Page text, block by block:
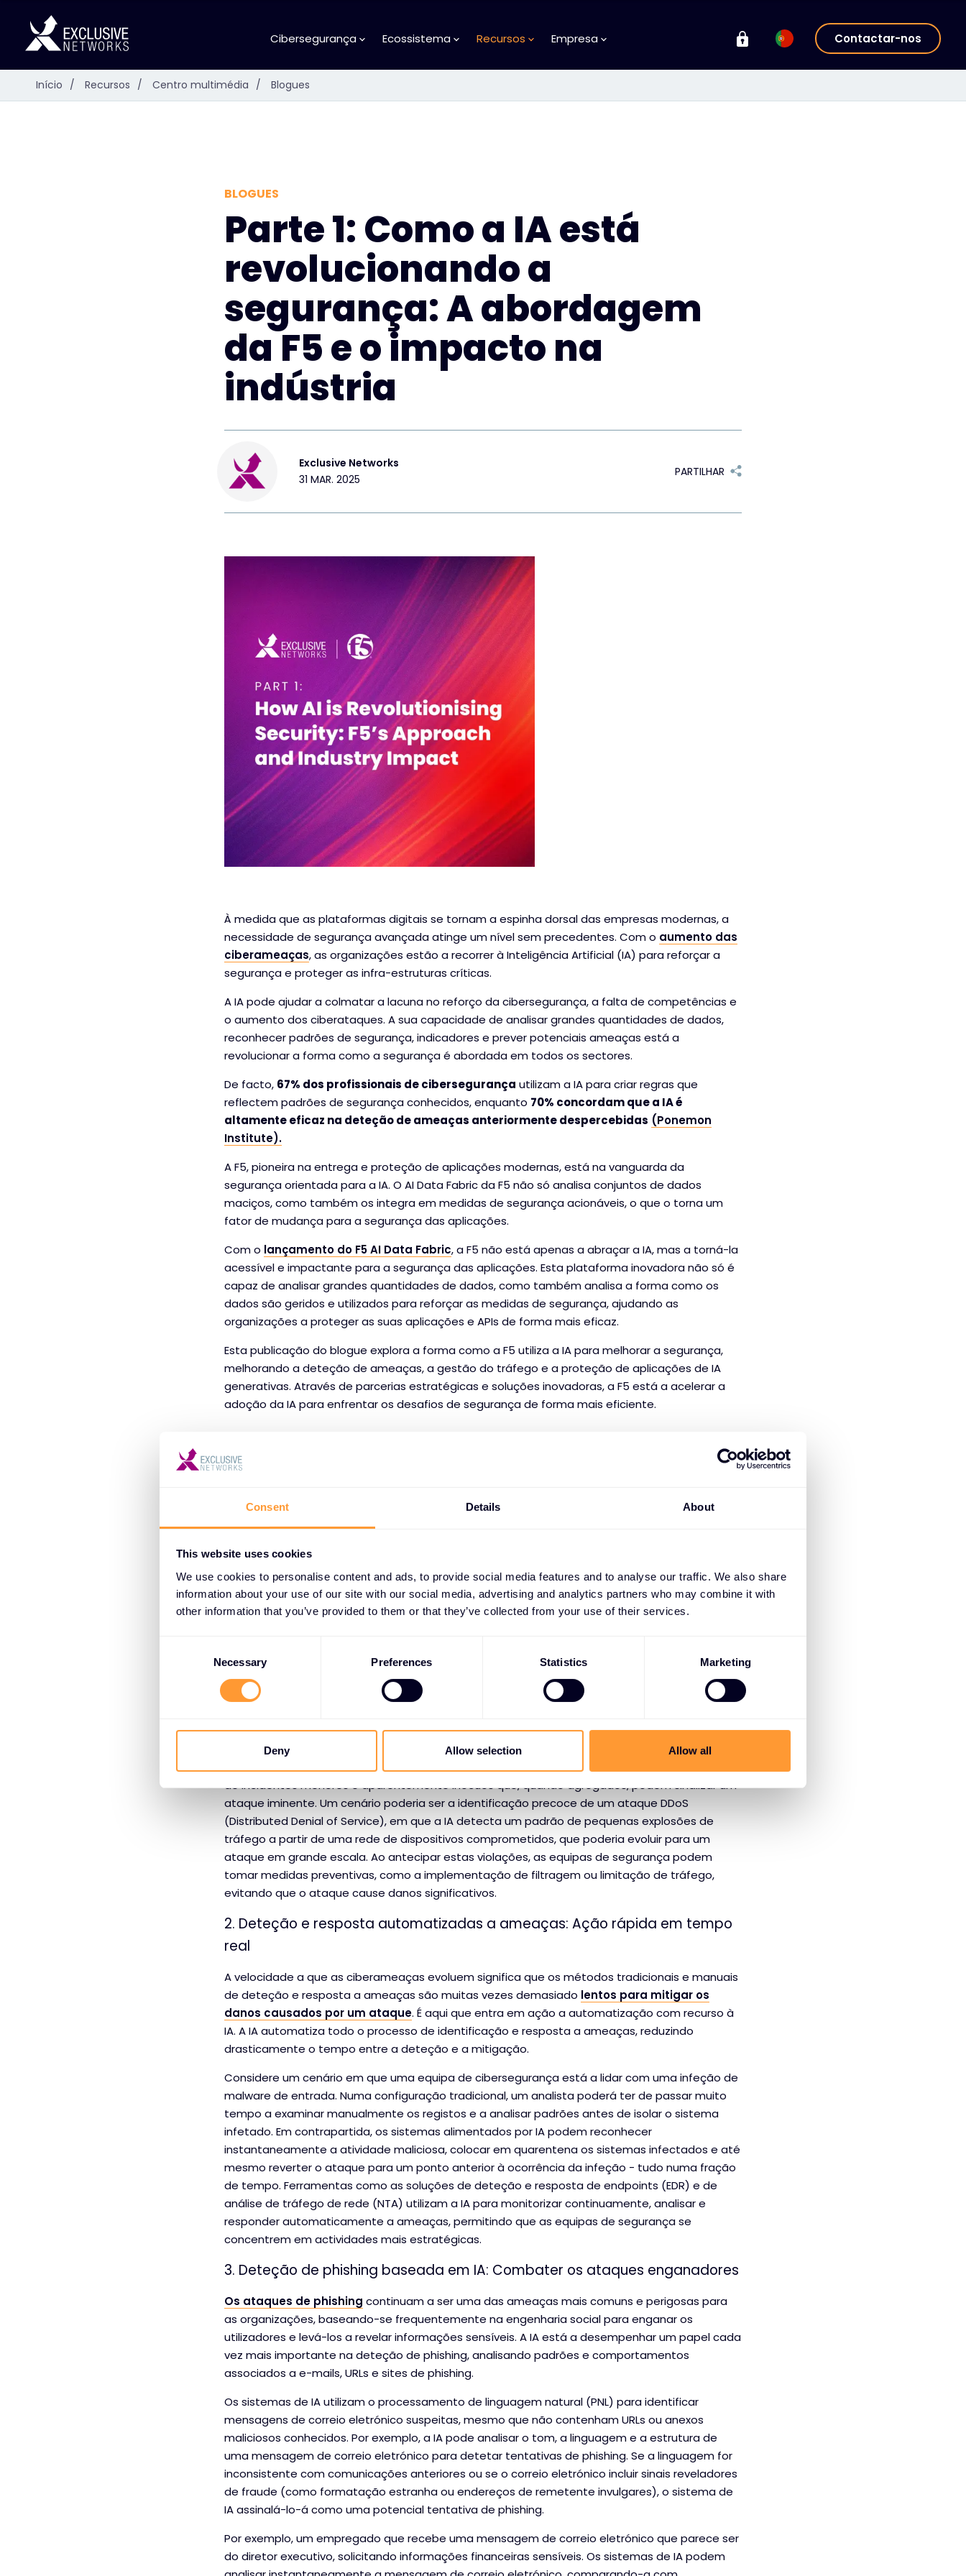
Consent Details About
This website uses cookies
We use cookies to personalise content and ads, to provide social media features and to analyse our traffic. We also share
information about your use of our site with our social media, advertising and analytics partners who may combine it with
other information that you’ve provided to them or that they’ve collected from your use of their services.
e
Necessary Preferences Statistics Marketing
Deny Allow selection Allow all
Cibersegurança Ecossistema Recursos Empresa Contactar-nos
Início / Recursos / Centro multimédia / Blogues
BLOGUES
Parte 1: Como a IA está
revolucionando a
segurança: A abordagem
da F5 e o impacto na
indústria
Exclusive Networks
31 MAR. 2025
PARTILHAR
À medida que as plataformas digitais se tornam a espinha dorsal das empresas modernas, a
necessidade de segurança avançada atinge um nível sem precedentes. Com o aumento das
ciberameaças, as organizações estão a recorrer à Inteligência Artificial (IA) para reforçar a
segurança e proteger as infra-estruturas críticas.
A IA pode ajudar a colmatar a lacuna no reforço da cibersegurança, a falta de competências e
o aumento dos ciberataques. A sua capacidade de analisar grandes quantidades de dados,
reconhecer padrões de segurança, indicadores e prever potenciais ameaças está a
revolucionar a forma como a segurança é abordada em todos os sectores.
De facto, 67% dos profissionais de cibersegurança utilizam a IA para criar regras que
reflectem padrões de segurança conhecidos, enquanto 70% concordam que a IA é
altamente eficaz na deteção de ameaças anteriormente despercebidas (Ponemon
Institute).
A F5, pioneira na entrega e proteção de aplicações modernas, está na vanguarda da
segurança orientada para a IA. O AI Data Fabric da F5 não só analisa conjuntos de dados
maciços, como também os integra em medidas de segurança acionáveis, o que o torna um
fator de mudança para a segurança das aplicações.
Com o lançamento do F5 AI Data Fabric, a F5 não está apenas a abraçar a IA, mas a torná-la
acessível e impactante para a segurança das aplicações. Esta plataforma inovadora não só é
capaz de analisar grandes quantidades de dados, como também analisa a forma como os
dados são geridos e utilizados para reforçar as medidas de segurança, ajudando as
organizações a proteger as suas aplicações e APIs de forma mais eficaz.
Esta publicação do blogue explora a forma como a F5 utiliza a IA para melhorar a segurança,
melhorando a deteção de ameaças, a gestão do tráfego e a proteção de aplicações de IA
generativas. Através de parcerias estratégicas e soluções inovadoras, a F5 está a acelerar a
adoção da IA para enfrentar os desafios de segurança de forma mais eficiente.
Tendências de IA em segurança cibernética e redes
À medida que os desafios da cibersegurança se tornam mais sofisticados, a IA está a liderar a
esforços que a F5 está a impulsionar ativamente com as suas soluções avançadas.
Abaixo estão algumas das tendências de IA mais significativas que moldam os setores
de segurança cibernética e de rede atualmente.
Uma das formas mais poderosas de a IA estar a melhorar a cibersegurança é através da
análise preditiva
. Os algoritmos de IA podem analisar grandes quantidades de dados de
ataques anteriores e da atividade atual da rede para identificar potenciais vulnerabilidades e
Por exemplo, os modelos preditivos alimentados por IA podem analisar
padrões de tráfego
para reconhecer picos de atividade invulgares, ou mesmo detetar um padrão crescente
de incidentes menores e aparentemente inócuos que, quando agregados, podem sinalizar um
ataque iminente. Um cenário poderia ser a identificação precoce de um ataque DDoS
(Distributed Denial of Service), em que a IA detecta um padrão de pequenas explosões de
tráfego a partir de uma rede de dispositivos comprometidos, que poderia evoluir para um
ataque em grande escala. Ao antecipar estas violações, as equipas de segurança podem
tomar medidas preventivas, como a implementação de filtragem ou limitação de tráfego,
evitando que o ataque cause danos significativos.
2. Deteção e resposta automatizadas a ameaças: Ação rápida em tempo
real
A velocidade a que as ciberameaças evoluem significa que os métodos tradicionais e manuais
de deteção e resposta a ameaças são muitas vezes demasiado lentos para mitigar os
danos causados por um ataque. É aqui que entra em ação a automatização com recurso à
IA. A IA automatiza todo o processo de identificação e resposta a ameaças, reduzindo
drasticamente o tempo entre a deteção e a mitigação.
Considere um cenário em que uma equipa de cibersegurança está a lidar com uma infeção de
malware de entrada. Numa configuração tradicional, um analista poderá ter de passar muito
tempo a examinar manualmente os registos e a analisar padrões antes de isolar o sistema
infetado. Em contrapartida, os sistemas alimentados por IA podem reconhecer
instantaneamente a atividade maliciosa, colocar em quarentena os sistemas infectados e até
mesmo reverter o ataque para um ponto anterior à ocorrência da infeção - tudo numa fração
de tempo. Ferramentas como as soluções de deteção e resposta de endpoints (EDR) e de
análise de tráfego de rede (NTA) utilizam a IA para monitorizar continuamente, analisar e
responder automaticamente a ameaças, permitindo que as equipas de segurança se
concentrem em actividades mais estratégicas.
3. Deteção de phishing baseada em IA: Combater os ataques enganadores
Os ataques de phishing continuam a ser uma das ameaças mais comuns e perigosas para
as organizações, baseando-se frequentemente na engenharia social para enganar os
utilizadores e levá-los a revelar informações sensíveis. A IA está a desempenhar um papel cada
vez mais importante na deteção de phishing, analisando padrões e comportamentos
associados a e-mails, URLs e sites de phishing.
Os sistemas de IA utilizam o processamento de linguagem natural (PNL) para identificar
mensagens de correio eletrónico suspeitas, mesmo que não contenham URLs ou anexos
maliciosos conhecidos. Por exemplo, a IA pode analisar o tom, a linguagem e a estrutura de
uma mensagem de correio eletrónico para detetar tentativas de phishing. Se a linguagem for
inconsistente com comunicações anteriores ou se o correio eletrónico incluir sinais reveladores
de fraude (como formatação estranha ou endereços de remetente invulgares), o sistema de
IA assinalá-lo-á como uma potencial tentativa de phishing.
Por exemplo, um empregado que recebe uma mensagem de correio eletrónico que parece ser
do diretor executivo, solicitando informações financeiras sensíveis. Os sistemas de IA podem